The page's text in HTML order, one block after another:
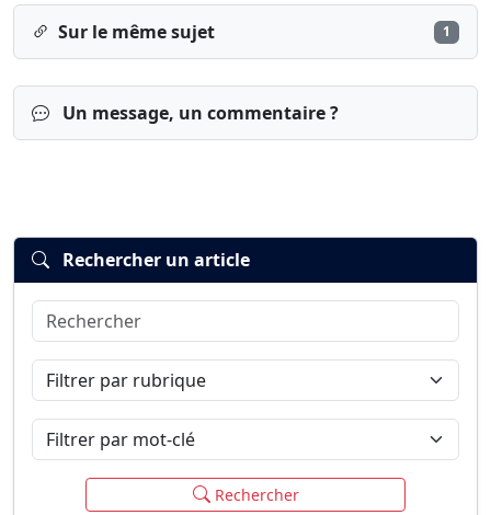
Sur le même sujet 1
Un message, un commentaire ?
Connexion
Rechercher un article
Rechercher
Filtrer par rubrique
Filtrer par mot-clé
Rechercher